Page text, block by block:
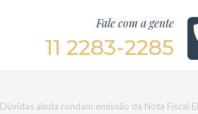
Fale com a gente
11 2283-2285
Dúvidas ainda rondam emissão da Nota Fiscal